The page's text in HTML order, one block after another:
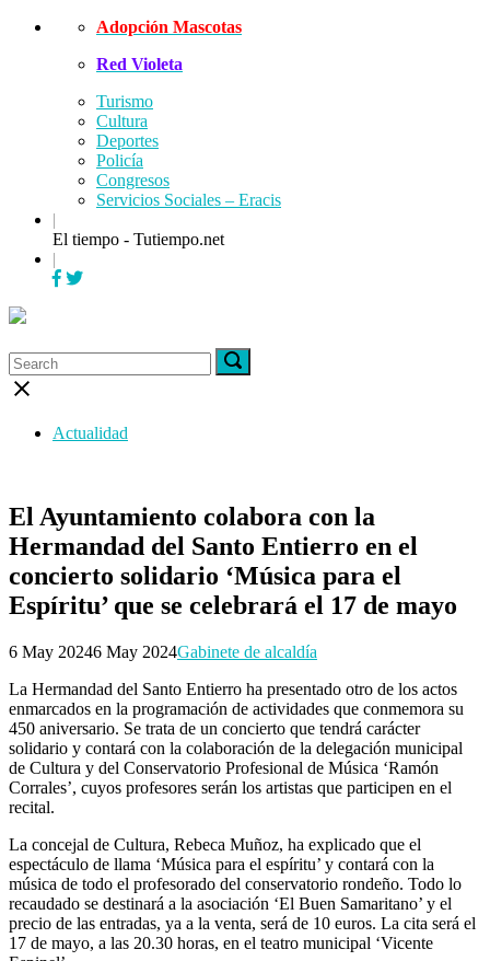
Skip
Adopción Mascotas
Red Violeta
Turismo
Cultura
Deportes
Policía
Congresos
Servicios Sociales – Eracis
|
El tiempo - Tutiempo.net
|
Menu
Search
for:
Search
for:
Search
Close
Actualidad
El Ayuntamiento colabora con la
Hermandad del Santo Entierro en el
concierto solidario ‘Música para el
Espíritu’ que se celebrará el 17 de mayo
6 May 20246 May 2024Gabinete de alcaldía
La Hermandad del Santo Entierro ha presentado otro de los actos
enmarcados en la programación de actividades que conmemora su
450 aniversario. Se trata de un concierto que tendrá carácter
solidario y contará con la colaboración de la delegación municipal
de Cultura y del Conservatorio Profesional de Música ‘Ramón
Corrales’, cuyos profesores serán los artistas que participen en el
recital.
La concejal de Cultura, Rebeca Muñoz, ha explicado que el
espectáculo de llama ‘Música para el espíritu’ y contará con la
música de todo el profesorado del conservatorio rondeño. Todo lo
recaudado se destinará a la asociación ‘El Buen Samaritano’ y el
precio de las entradas, ya a la venta, será de 10 euros. La cita será el
17 de mayo, a las 20.30 horas, en el teatro municipal ‘Vicente